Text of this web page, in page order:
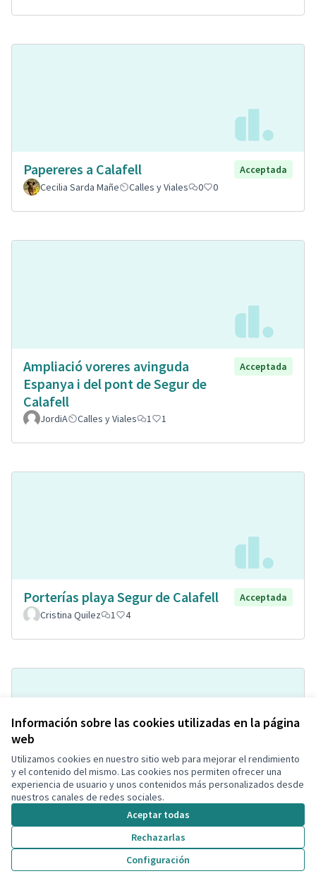
Información sobre las cookies utilizadas en la página
web
Utilizamos cookies en nuestro sitio web para mejorar el rendimiento
y el contenido del mismo. Las cookies nos permiten ofrecer una
experiencia de usuario y unos contenidos más personalizados desde
nuestros canales de redes sociales.
Aceptar todas
Rechazarlas
Configuración
Papereres a Calafell
Acceptada
Cecilia Sarda Mañe
Calles y Viales 0 0
Ampliació voreres avinguda
Espanya i del pont de Segur de
Calafell
Acceptada
JordiA Calles y Viales 1 1
Porterías playa Segur de Calafell
Acceptada
Cristina Quilez
1 4
Pipican con agility
Soniaa Prados Carmona
Espacio para mascotas